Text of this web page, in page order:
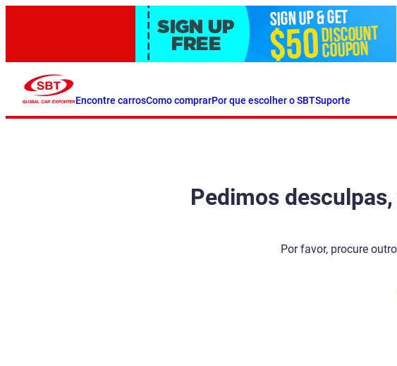
Encontre carrosComo comprarPor que escolher o SBTSuporte
Pedimos
Por favor, procure